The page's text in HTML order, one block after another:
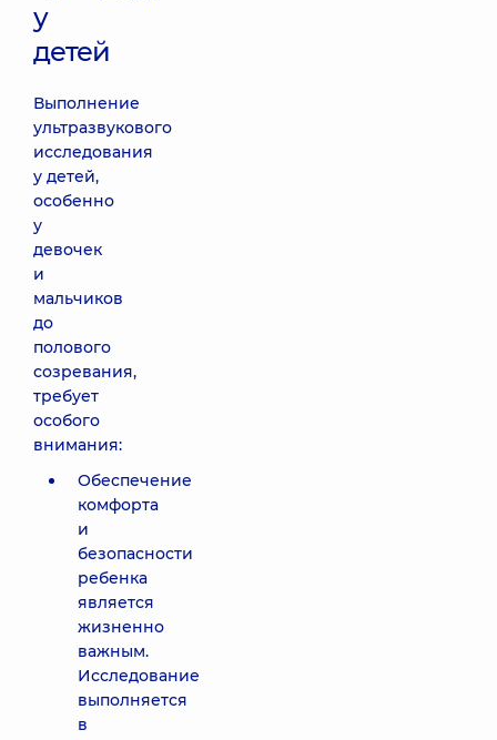
у
детей
Выполнение
ультразвукового
исследования
у детей,
особенно
у
девочек
и
мальчиков
до
полового
созревания,
требует
особого
внимания:
Обеспечение
комфорта
и
безопасности
ребенка
является
жизненно
важным.
Исследование
выполняется
в